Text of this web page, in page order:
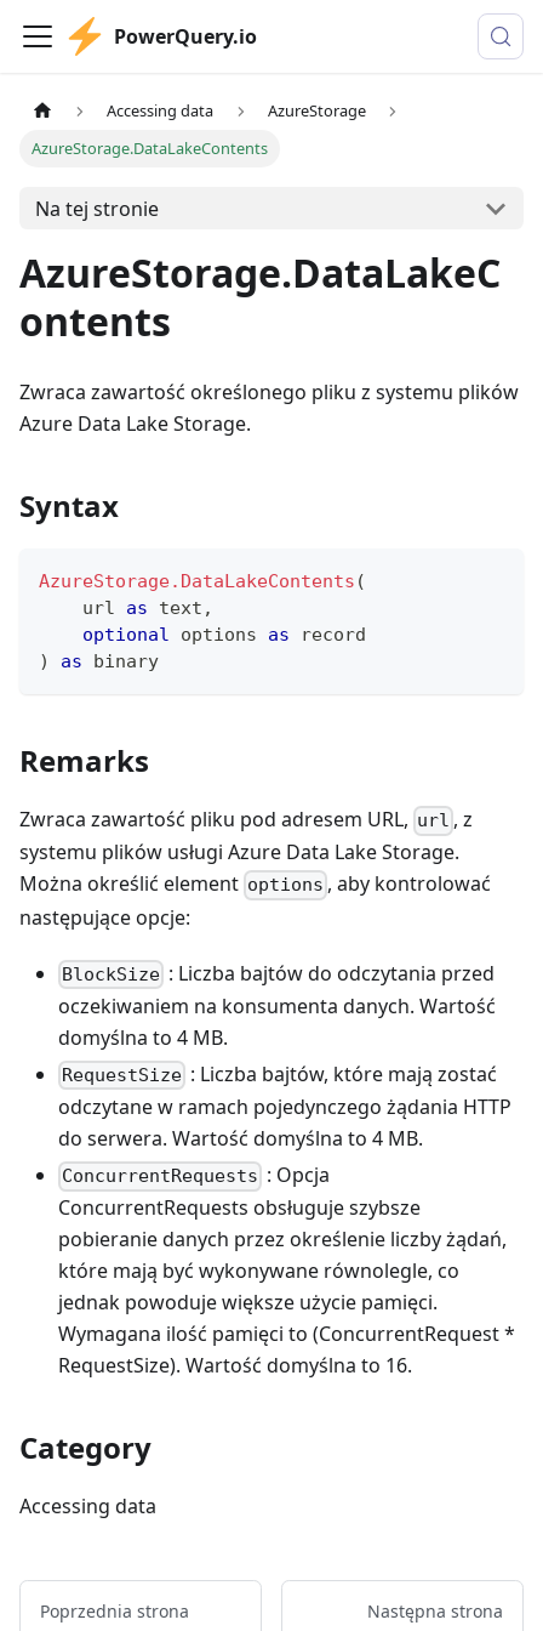
PowerQuery.io
Accessing data
AzureStorage
AzureStorage.DataLakeContents
Na tej stronie
AzureStorage.DataLakeC
ontents
Zwraca zawartość określonego pliku z systemu plików
Azure Data Lake Storage.
Syntax
AzureStorage.DataLakeContents (
    url
as text ,
optional options as
record
)
as binary
Remarks
Zwraca zawartość pliku pod adresem URL, url , z
systemu plików usługi Azure Data Lake Storage.
Można określić element options , aby kontrolować
następujące opcje:
BlockSize : Liczba bajtów do odczytania przed
oczekiwaniem na konsumenta danych. Wartość
domyślna to 4 MB.
RequestSize : Liczba bajtów, które mają zostać
odczytane w ramach pojedynczego żądania HTTP
do serwera. Wartość domyślna to 4 MB.
ConcurrentRequests : Opcja
ConcurrentRequests obsługuje szybsze
pobieranie danych przez określenie liczby żądań,
które mają być wykonywane równolegle, co
jednak powoduje większe użycie pamięci.
Wymagana ilość pamięci to (ConcurrentRequest *
RequestSize). Wartość domyślna to 16.
Category
Accessing data
Poprzednia strona Następna strona